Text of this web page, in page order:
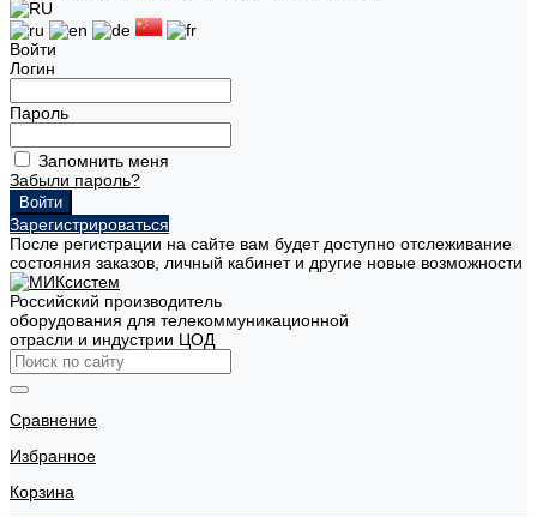
Войти
Логин
Пароль
Запомнить меня
Забыли пароль?
Зарегистрироваться
После регистрации на сайте вам будет доступно отслеживание
состояния заказов, личный кабинет и другие новые возможности
Российский производитель
оборудования для телекоммуникационной
отрасли и индустрии ЦОД
Сравнение
Избранное
Корзина